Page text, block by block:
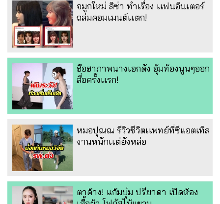
จมูกใหม่ ลิซ่า ทำเรื่อง เเฟนอินเตอร์
ถล่มคอมเมนต์เเตก!
ฮือฮาภาพนางเอกดัง อุ้มท้องนูนๆออก
สื่อครั้งเเรก!
หมอปุณณ รีวิวชีวิตเเพทย์ที่ซีแอตเทิล
งานหนักเเต่ยังหล่อ
ตาค้าง! แก้มบุ๋ม ปรียาดา เปิดห้อง